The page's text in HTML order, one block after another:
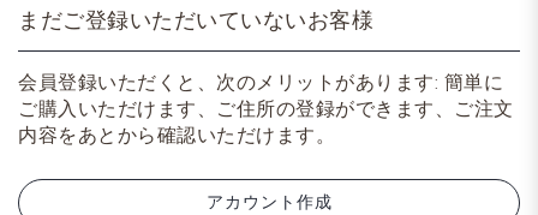
まだご登録いただいていないお客様
会員登録いただくと、次のメリットがあります: 簡単に
ご購入いただけます、ご住所の登録ができます、ご注文
内容をあとから確認いただけます。
アカウント作成